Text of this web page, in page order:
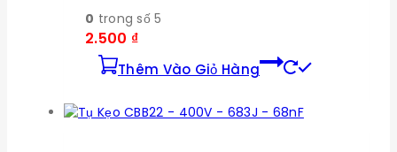
0 trong số 5
2.500 ₫
Thêm Vào Giỏ Hàng